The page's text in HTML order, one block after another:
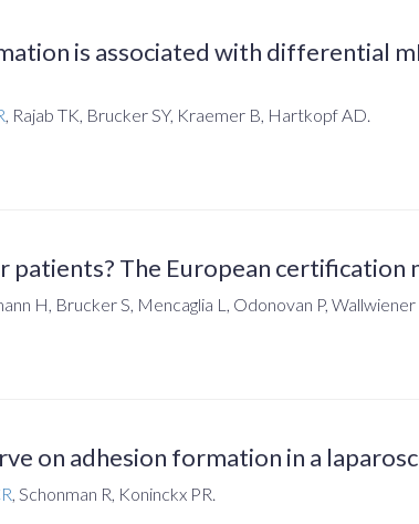
is associated with differential
, Rajab TK, Brucker SY, Kraemer B, Hartkopf AD.
patients? The European certification
H, Brucker S, Mencaglia L, Odonovan P,
on adhesion formation in a
, Schonman R, Koninckx PR.